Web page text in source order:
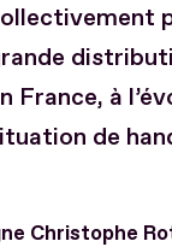
France, à
de
Christophe